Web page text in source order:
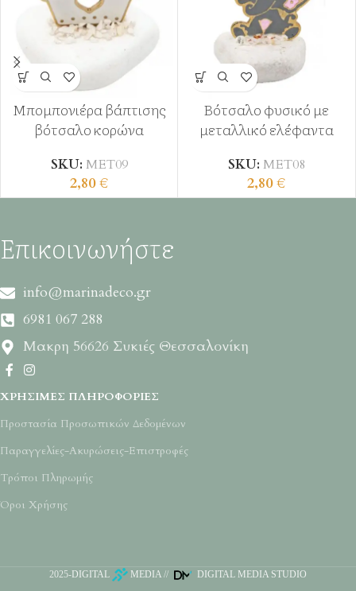
Μπομπονιέρα βάπτισης
βότσαλο κορώνα
SKU: ΜΕΤ09
2,80€
Βότσαλο φυσικό με
μεταλλικό ελέφαντα
SKU: ΜΕΤ08
2,80€
Επικοινωνήστε
info@marinadeco.gr
6981 067 288
Μακρη 56626 Συκιές Θεσσαλονίκη
ΧΡΉΣΙΜΕΣ ΠΛΗΡΟΦΟΡΊΕΣ
Προστασία Προσωπικών Δεδομένων
Παραγγελίες-Ακυρώσεις-Επιστροφές
Τρόποι Πληρωμής
Όροι Χρήσης
2025-DIGITAL MEDIA // DIGITAL MEDIA STUDIO